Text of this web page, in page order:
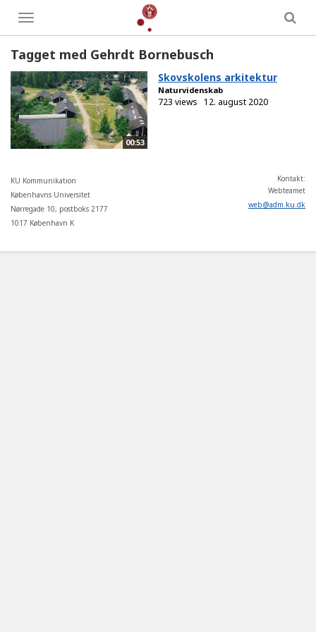
Toggle
menu
Tagget med Gehrdt Bornebusch
00:53
Skovskolens arkitektur
Naturvidenskab
723 views 12. august 2020
KU Kommunikation
Københavns Universitet
Nørregade 10, postboks 2177
1017 København K
Kontakt:
Webteamet
web@adm.ku.dk